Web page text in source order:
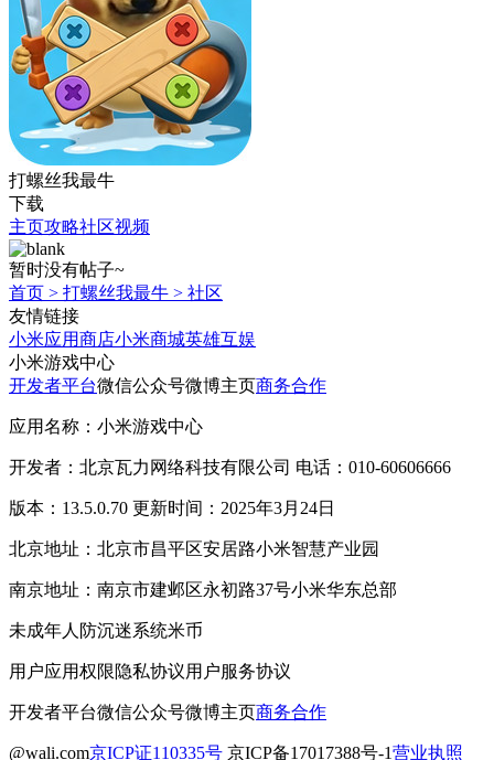
打螺丝我最牛
下载
主页攻略社区视频
暂时没有帖子~
首页 > 打螺丝我最牛 > 社区
友情链接
小米应用商店小米商城英雄互娱
小米游戏中心
开发者平台微信公众号微博主页商务合作
应用名称：小米游戏中心
开发者：北京瓦力网络科技有限公司 电话：010-60606666
版本：13.5.0.70 更新时间：2025年3月24日
北京地址：北京市昌平区安居路小米智慧产业园
南京地址：南京市建邺区永初路37号小米华东总部
未成年人防沉迷系统米币
用户应用权限隐私协议用户服务协议
开发者平台微信公众号微博主页商务合作
@wali.com京ICP证110335号 京ICP备17017388号-1营业执照